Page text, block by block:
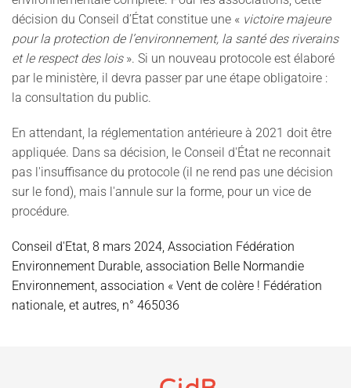
décision du Conseil d’État constitue une « victoire majeure
pour la protection de l’environnement, la santé des riverains
et le respect des lois». Si un nouveau protocole est élaboré
par le ministère, il devra passer par une étape obligatoire :
la consultation du public.
En attendant, la réglementation antérieure à 2021 doit être
appliquée. Dans sa décision, le Conseil d'État ne reconnait
pas l'insuffisance du protocole (il ne rend pas une décision
sur le fond), mais l'annule sur la forme, pour un vice de
procédure.
Conseil d'Etat, 8 mars 2024, Association Fédération
Environnement Durable, association Belle Normandie
Environnement, association « Vent de colère ! Fédération
nationale, et autres, n° 465036